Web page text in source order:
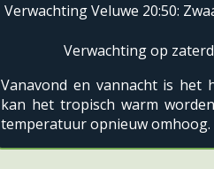
Verwachting Veluwe 20:50:
Verwachting op
Vanavond en vannacht is het
kan het tropisch warm
temperatuur opnieuw omhoog.